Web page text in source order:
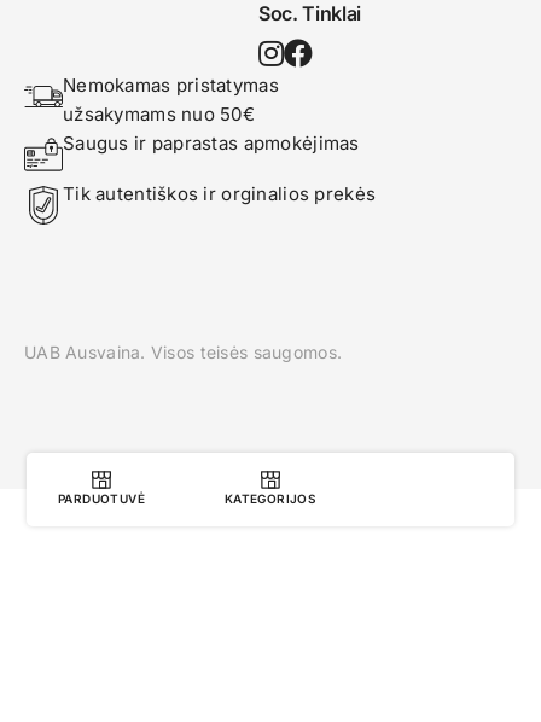
Soc. Tinklai
Nemokamas pristatymas
užsakymams nuo 50€
Saugus ir paprastas apmokėjimas
Tik autentiškos ir orginalios prekės
UAB Ausvaina. Visos teisės saugomos.
PARDUOTUVĖ KATEGORIJOS